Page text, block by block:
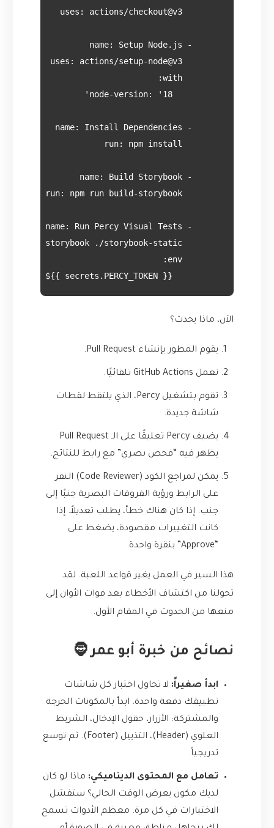
الآن، ماذا يحدث؟
يقوم المطور بإنشاء Pull Request.
تعمل GitHub Actions تلقائيًا.
تقوم بتشغيل Percy، الذي يلتقط لقطات
شاشة جديدة.
يضيف Percy تعليقًا على الـ Pull Request
يظهر فيه “فحص بصري” مع رابط للنتائج.
يمكن لمراجع الكود (Code Reviewer) النقر
على الرابط ورؤية الفروقات البصرية جنبًا إلى
جنب. إذا كان هناك خطأ، يطلب تعديلاً. إذا
كانت التغييرات مقصودة، يضغط على
هذا السير في العمل يغير قواعد اللعبة. لقد
تحولنا من اكتشاف الأخطاء بعد فوات الأوان إلى
منعها من الحدوث في المقام الأول.
نصائح من خبرة أبو عمر 🧔
ابدأ صغيراً: لا تحاول اختبار كل شاشات
تطبيقك دفعة واحدة. ابدأ بالمكونات الحرجة
والمشتركة: الأزرار، حقول الإدخال، الشريط
العلوي (Header)، التذييل (Footer). ثم توسع
تدريجياً.
تعامل مع المحتوى الديناميكي: ماذا لو كان
لديك مكون يعرض الوقت الحالي؟ ستفشل
الاختبارات في كل مرة. معظم الأدوات تسمح